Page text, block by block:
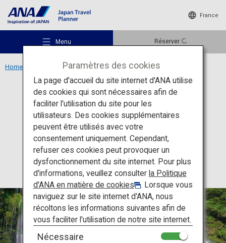
France
Menu Réserver
Lieux recommandés
Idées de voyage
Destinations
Informations sur le voyage
Home Région du Tohoku Rivière Mototaki et mont Chokai
Activités Akita
Rivière Mototaki et mont
Chokai
Paramètres des cookies
La page d'accueil du site internet d'ANA utilise
des cookies qui sont nécessaires afin de
faciliter l'utilisation du site pour les
utilisateurs. Des cookies supplémentaires
peuvent être utilisés avec votre
consentement uniquement. Cependant,
refuser ces cookies peut provoquer un
dysfonctionnement du site internet. Pour plus
d'informations, veuillez consulter la Politique
d'ANA en matière de cookies
. Lorsque vous
naviguez sur le site internet d'ANA, nous
récoltons les informations suivantes afin de
vous faciliter l'utilisation de notre site internet.
Nécessaire